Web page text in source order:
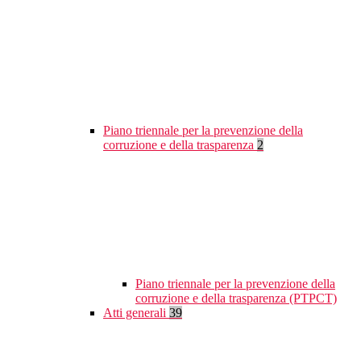
Piano triennale per la prevenzione della
corruzione e della trasparenza 2
Piano triennale per la prevenzione della
corruzione e della trasparenza (PTPCT)
Atti generali 39